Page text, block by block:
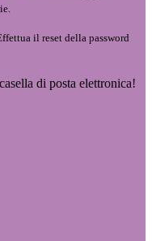
il reset della password
di posta elettronica!